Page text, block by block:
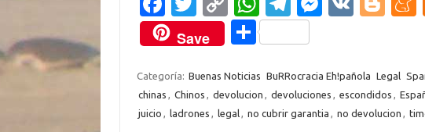
c
e
b
o
w
it
te
r
o
p
y
Li
h
at
s
A
el
e
gr
a
n
g
g
er
Save
C
m
p
Categoría: Buenas Noticias BuRRocracia Eh!pañola Legal
chinas , Chinos , devolucion , devoluciones , escondidos ,
juicio , ladrones , legal, no cubrir garantia , no devolucion ,